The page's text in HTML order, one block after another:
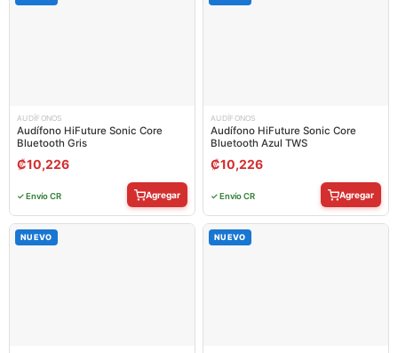
AUDÍFONOS
Audífono HiFuture Sonic Core
Bluetooth Gris
₡10,226
✓ Envío CR Agregar
AUDÍFONOS
Audífono HiFuture Sonic Core
Bluetooth Azul TWS
₡10,226
✓ Envío CR Agregar
NUEVO NUEVO